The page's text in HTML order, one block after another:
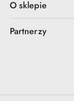
O sklepie
Partnerzy